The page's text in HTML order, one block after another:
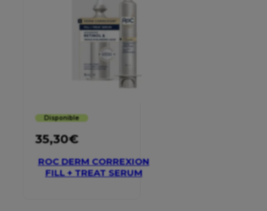
Disponible
35,30€
ROC DERM CORREXION
FILL + TREAT SERUM